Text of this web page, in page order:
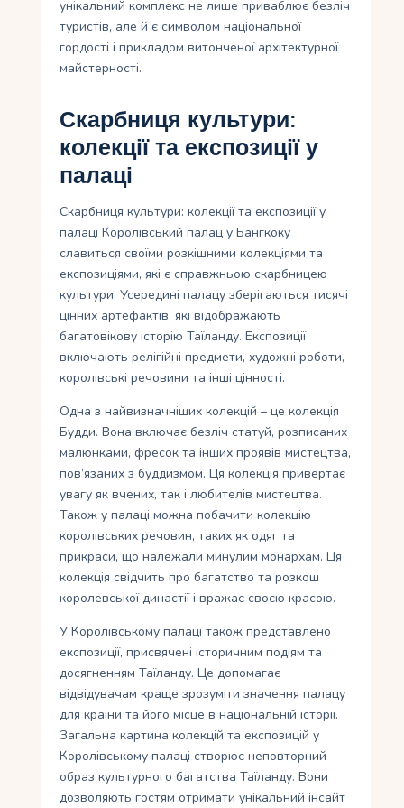
унікальний комплекс не лише приваблює безліч
туристів, але й є символом національної
гордості і прикладом витонченої архітектурної
майстерності.
Скарбниця культури:
колекції та експозиції у
палаці
Скарбниця культури: колекції та експозиції у
палаці Королівський палац у Бангкоку
славиться своїми розкішними колекціями та
експозиціями, які є справжньою скарбницею
культури. Усередині палацу зберігаються тисячі
цінних артефактів, які відображають
багатовікову історію Таїланду. Експозиції
включають релігійні предмети, художні роботи,
королівські речовини та інші цінності.
Одна з найвизначніших колекцій – це колекція
Будди. Вона включає безліч статуй, розписаних
малюнками, фресок та інших проявів мистецтва,
пов’язаних з буддизмом. Ця колекція привертає
увагу як вчених, так і любителів мистецтва.
Також у палаці можна побачити колекцію
королівських речовин, таких як одяг та
прикраси, що належали минулим монархам. Ця
колекція свідчить про багатство та розкош
королевської династії і вражає своєю красою.
У Королівському палаці також представлено
експозиції, присвячені історичним подiям та
досягненням Таїланду. Це допомагає
вiдвiдувачам краще зрозумiти значення палацу
для країни та його мiсце в нацiональнiй iсторii.
Загальна картина колекцiй та експозицiй у
Королiвському палацi створює неповторний
образ культурного багатства Таїланду. Вони
дозволяють гостям отримати унiкальний iнсайт